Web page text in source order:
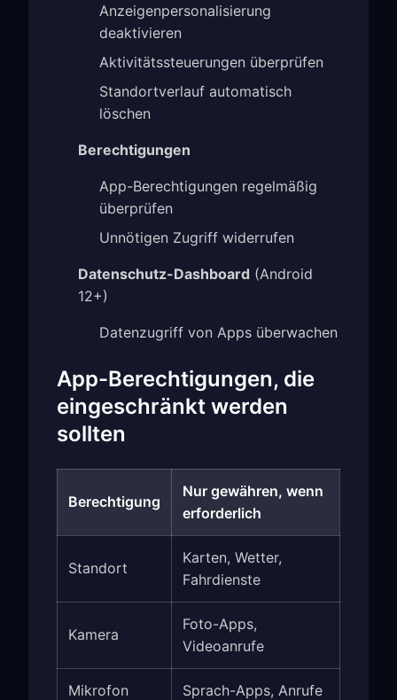
Anzeigenpersonalisierung
deaktivieren
Aktivitätssteuerungen überprüfen
Standortverlauf automatisch
löschen
Berechtigungen
App-Berechtigungen regelmäßig
überprüfen
Unnötigen Zugriff widerrufen
Datenschutz-Dashboard (Android
12+)
Datenzugriff von Apps überwachen
App-Berechtigungen, die
eingeschränkt werden
sollten
Berechtigung
Nur gewähren, wenn
erforderlich
Standort
Karten, Wetter,
Fahrdienste
Kamera
Foto-Apps,
Videoanrufe
Mikrofon Sprach-Apps, Anrufe